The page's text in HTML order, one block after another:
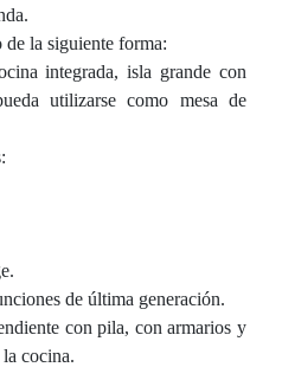
la siguiente forma:
integrada, isla grande con
utilizarse como mesa de
de última generación.
con pila, con armarios y
cocina.